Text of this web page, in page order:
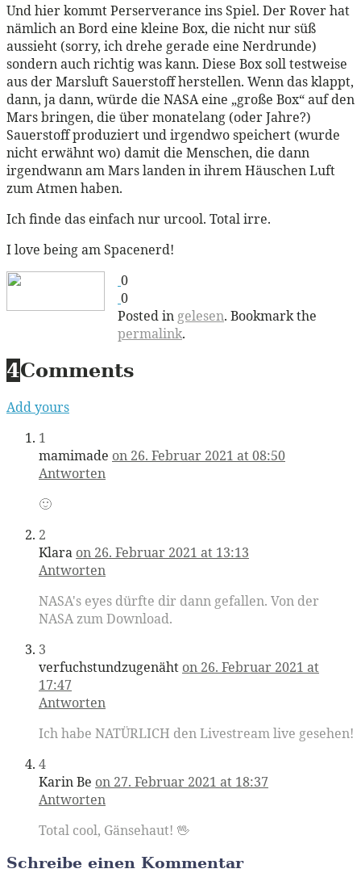
Und hier kommt Perserverance ins Spiel. Der Rover hat
nämlich an Bord eine kleine Box, die nicht nur süß
aussieht (sorry, ich drehe gerade eine Nerdrunde)
sondern auch richtig was kann. Diese Box soll testweise
aus der Marsluft Sauerstoff herstellen. Wenn das klappt,
dann, ja dann, würde die NASA eine „große Box“ auf den
Mars bringen, die über monatelang (oder Jahre?)
Sauerstoff produziert und irgendwo speichert (wurde
nicht erwähnt wo) damit die Menschen, die dann
irgendwann am Mars landen in ihrem Häuschen Luft
zum Atmen haben.
Ich finde das einfach nur urcool. Total irre.
I love being am Spacenerd!
0
0
Posted in gelesen. Bookmark the
permalink.
4Comments
Add yours
1
mamimade on 26. Februar 2021 at 08:50
Antworten
🙂
2
Klara on 26. Februar 2021 at 13:13
Antworten
NASA's eyes dürfte dir dann gefallen. Von der
NASA zum Download.
3
verfuchstundzugenäht on 26. Februar 2021 at
17:47
Antworten
Ich habe NATÜRLICH den Livestream live gesehen!
4
Karin Be on 27. Februar 2021 at 18:37
Antworten
Total cool, Gänsehaut! 🖖
Schreibe einen Kommentar